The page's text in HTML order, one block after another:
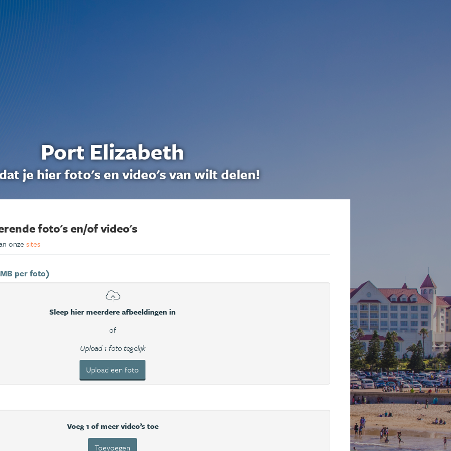
Port Elizabeth
je hier foto's en video's van wilt delen!
foto's en/of video's
onzesites
per foto)
Sleep hier meerdere afbeeldingen in
of
Upload 1 foto tegelijk
Upload een foto
Voeg 1 of meer video’s toe
Toevoegen